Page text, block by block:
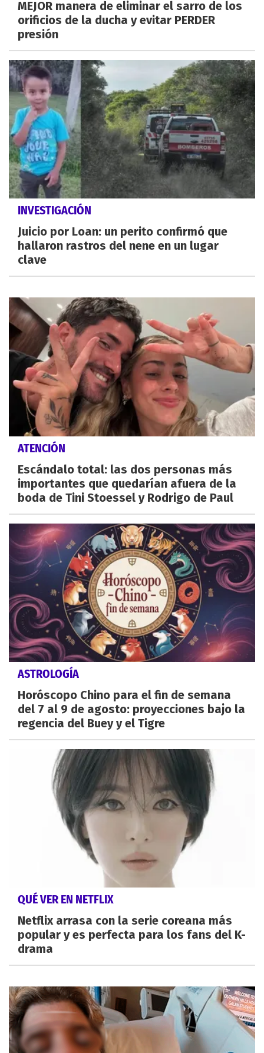
MEJOR manera de eliminar el sarro de los
orificios de la ducha y evitar PERDER
presión
INVESTIGACIÓN
Juicio por Loan: un perito confirmó que
hallaron rastros del nene en un lugar
clave
ATENCIÓN
Escándalo total: las dos personas más
importantes que quedarían afuera de la
boda de Tini Stoessel y Rodrigo de Paul
ASTROLOGÍA
Horóscopo Chino para el fin de semana
del 7 al 9 de agosto: proyecciones bajo la
regencia del Buey y el Tigre
QUÉ VER EN NETFLIX
Netflix arrasa con la serie coreana más
popular y es perfecta para los fans del K-
drama